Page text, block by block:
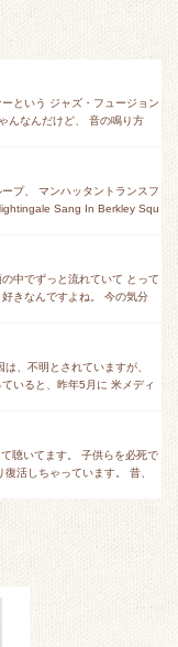
という ジャズ・フュージョン
んなんだけど、 音の鳴り方
プ、 マンハッタントランスフ
Sang In Berkley Squ
中でずっと流れていて とって
きなんですよね。 今の気分
、不明とされていますが、
いると、昨年5月に 米メディ
聴いてます。 子供らを必死で
活しちゃっています。 昔、